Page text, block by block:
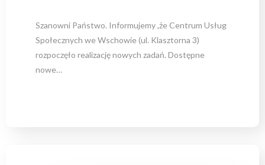
Szanowni Państwo. Informujemy ,że Centrum Usług
Społecznych we Wschowie (ul. Klasztorna 3)
rozpoczęło realizację nowych zadań. Dostępne
nowe…